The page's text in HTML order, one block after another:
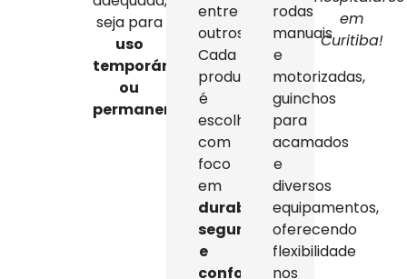
seja para
uso
temporário
ou
permanente
entre
outros.
Cada
produto
é
escolhido
com
foco
em
durabilidade,
segurança
e
conforto
rodas
manuais
e
motorizadas,
guinchos
para
acamados
e
diversos
equipamentos,
oferecendo
flexibilidade
nos
em
Curitiba!